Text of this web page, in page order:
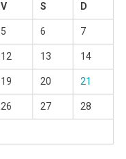
V S D
5 6 7
12 13 14
19 20 21
26 27 28